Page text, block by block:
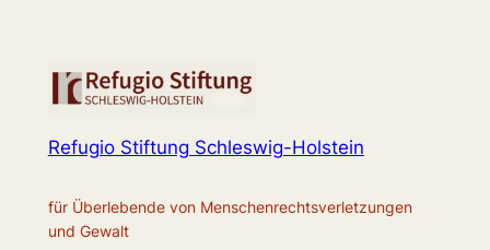
Refugio Stiftung Schleswig-Holstein
für Überlebende von Menschenrechtsverletzungen
und Gewalt